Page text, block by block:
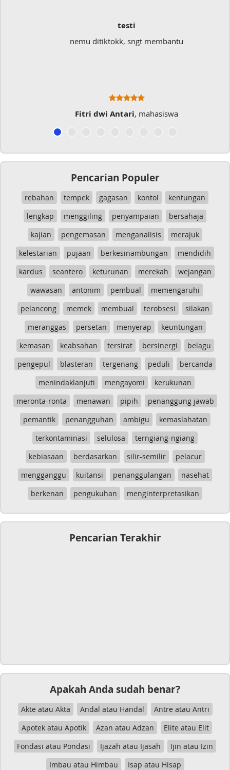
Sangat membantu buat type
Musicer Indo
Pencarian Populer
rebahan tempek gagasan kontol
kentungan
lengkap
menggiling penyampaian
bersahaja
kajian
pengemasan menganalisis
merajuk
kelestarian
pujaan berkesinambungan
mendidih
kardus
seantero keturunan merekah
wejangan
wawasan
antonim pembual
memengaruhi
pelancong
memek membual terobsesi
silakan
meranggas
persetan menyerap
keuntungan
kemasan
keabsahan tersirat bersinergi
belagu
pengepul
blasteran tergenang peduli
bercanda
menindaklanjuti
mengayomi
kerukunan
meronta-ronta
menawan pipih
penanggung jawab
pemantik
penangguhan ambigu
kemaslahatan
terkontaminasi
selulosa
terngiang-ngiang
kebiasaan
berdasarkan silir-semilir
pelacur
mengganggu
kuitansi penanggulangan
nasehat
berkenan
pengukuhan menginterpretasikan
Pencarian Terakhir
Apakah Anda sudah benar?
Akte atau Akta Andal atau Handal
Antre atau Antri
Apotek atau Apotik
Azan atau Adzan
Elite atau Elit
Fondasi atau Pondasi
Ijazah atau Ijasah
Ijin atau Izin
Imbau atau Himbau
Isap atau Hisap